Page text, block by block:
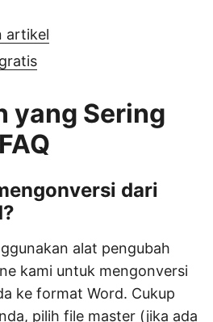
artikel
yang Sering
dari
alat pengubah
kami untuk mengonversi
ke format Word. Cukup
pilih file master (jika ada